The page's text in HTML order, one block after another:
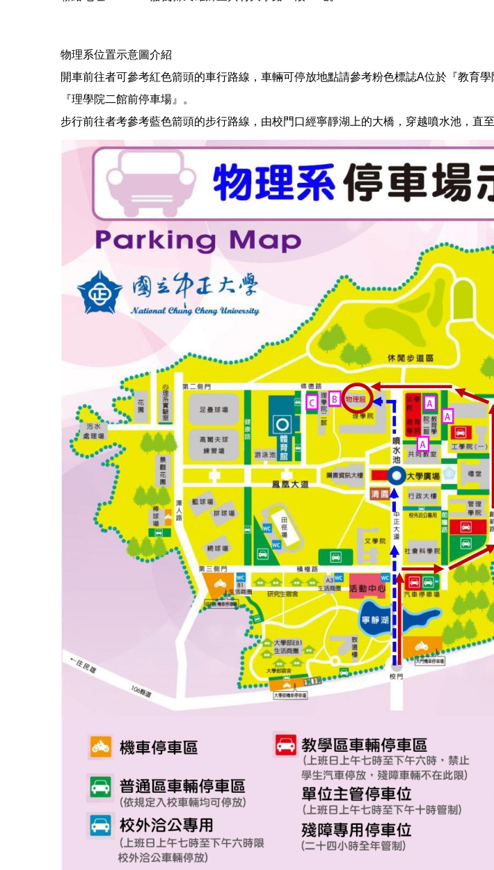
物理系位置示意圖介紹
開車前往者可參考紅色箭頭的車行路線，車輛可停放地點請參考粉色標誌A位於『教育
『理學院二館前停車場』。
步行前往者考參考藍色箭頭的步行路線，由校門口經寧靜湖上的大橋，穿越噴水池，直